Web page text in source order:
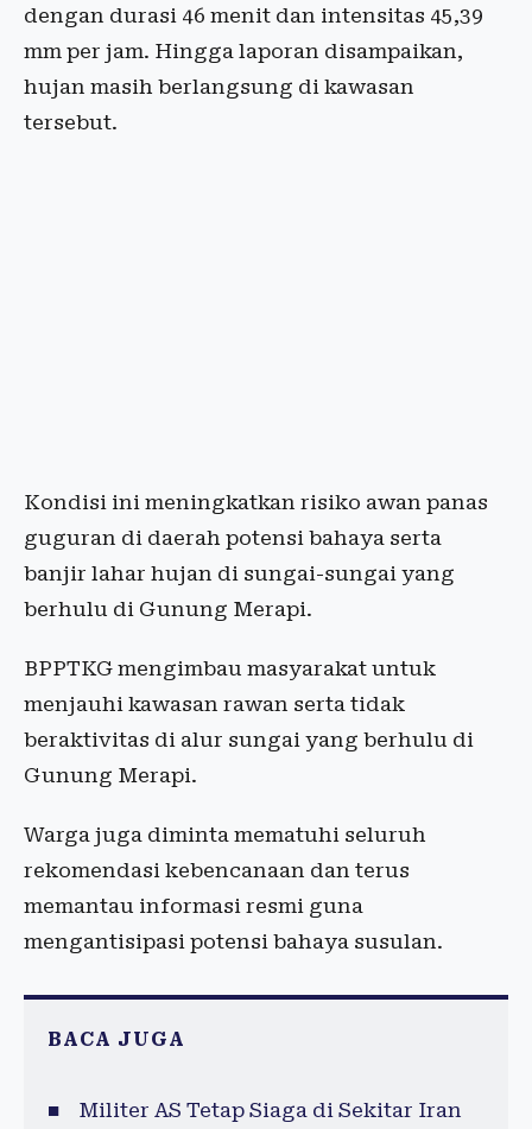
dengan durasi 46 menit dan intensitas 45,39
mm per jam. Hingga laporan disampaikan,
hujan masih berlangsung di kawasan
tersebut.
Kondisi ini meningkatkan risiko awan panas
guguran di daerah potensi bahaya serta
banjir lahar hujan di sungai-sungai yang
berhulu di Gunung Merapi.
BPPTKG mengimbau masyarakat untuk
menjauhi kawasan rawan serta tidak
beraktivitas di alur sungai yang berhulu di
Gunung Merapi.
Warga juga diminta mematuhi seluruh
rekomendasi kebencanaan dan terus
memantau informasi resmi guna
mengantisipasi potensi bahaya susulan.
BACA JUGA
Militer AS Tetap Siaga di Sekitar Iran